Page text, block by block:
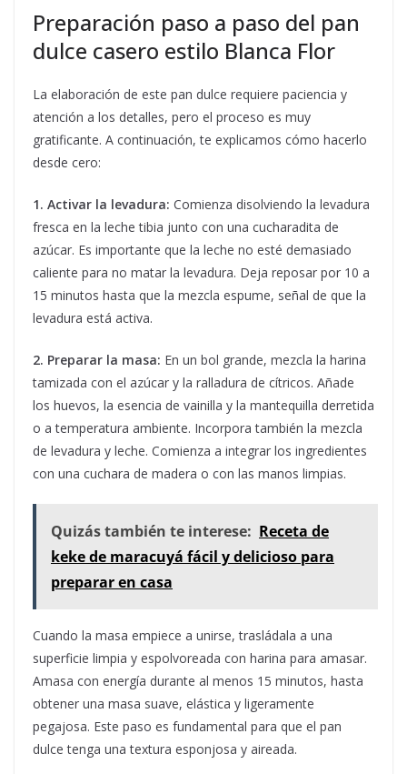
Preparación paso a paso del pan
dulce casero estilo Blanca Flor
La elaboración de este pan dulce requiere paciencia y
atención a los detalles, pero el proceso es muy
gratificante. A continuación, te explicamos cómo hacerlo
desde cero:
1. Activar la levadura: Comienza disolviendo la levadura
fresca en la leche tibia junto con una cucharadita de
azúcar. Es importante que la leche no esté demasiado
caliente para no matar la levadura. Deja reposar por 10 a
15 minutos hasta que la mezcla espume, señal de que la
levadura está activa.
2. Preparar la masa: En un bol grande, mezcla la harina
tamizada con el azúcar y la ralladura de cítricos. Añade
los huevos, la esencia de vainilla y la mantequilla derretida
o a temperatura ambiente. Incorpora también la mezcla
de levadura y leche. Comienza a integrar los ingredientes
con una cuchara de madera o con las manos limpias.
Quizás también te interese: Receta de
keke de maracuyá fácil y delicioso para
preparar en casa
Cuando la masa empiece a unirse, trasládala a una
superficie limpia y espolvoreada con harina para amasar.
Amasa con energía durante al menos 15 minutos, hasta
obtener una masa suave, elástica y ligeramente
pegajosa. Este paso es fundamental para que el pan
dulce tenga una textura esponjosa y aireada.